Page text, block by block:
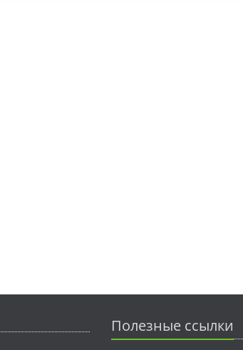
Полезные ссылки